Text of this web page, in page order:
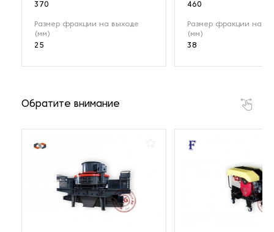
370
Размер фракции на выходе
(мм)
25
460
Размер фракции на
(мм)
38
Обратите внимание